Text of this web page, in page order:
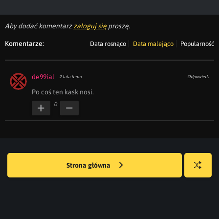
Aby dodać komentarzzaloguj się proszę.
Komentarze: Data rosnąco Data malejąco Popularność
de99ial 2 lata temu Odpowiedz
Po coś ten kask nosi.
0
Strona główna